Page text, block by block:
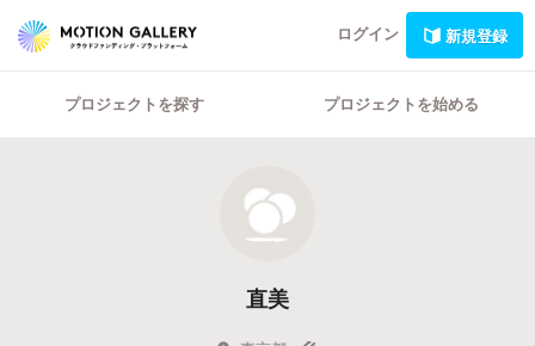
ログイン 新規登録
プロジェクトを探す プロジェクトを始める
直美